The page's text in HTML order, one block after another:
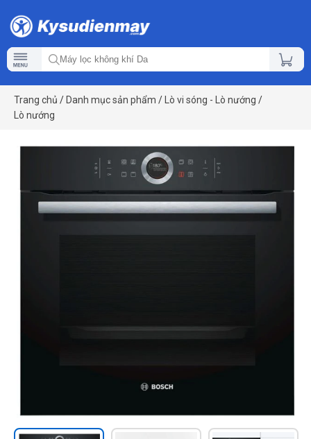
Trang chủ / Danh mục sản phẩm / Lò vi sóng - Lò nướng /
Lò nướng